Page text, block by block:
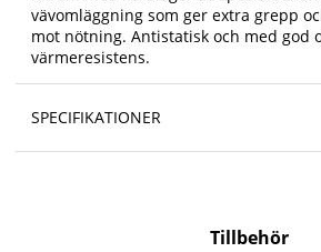
vävomläggning som ger extra grepp
mot nötning. Antistatisk och med god
värmeresistens.
SPECIFIKATIONER
Tillbehör